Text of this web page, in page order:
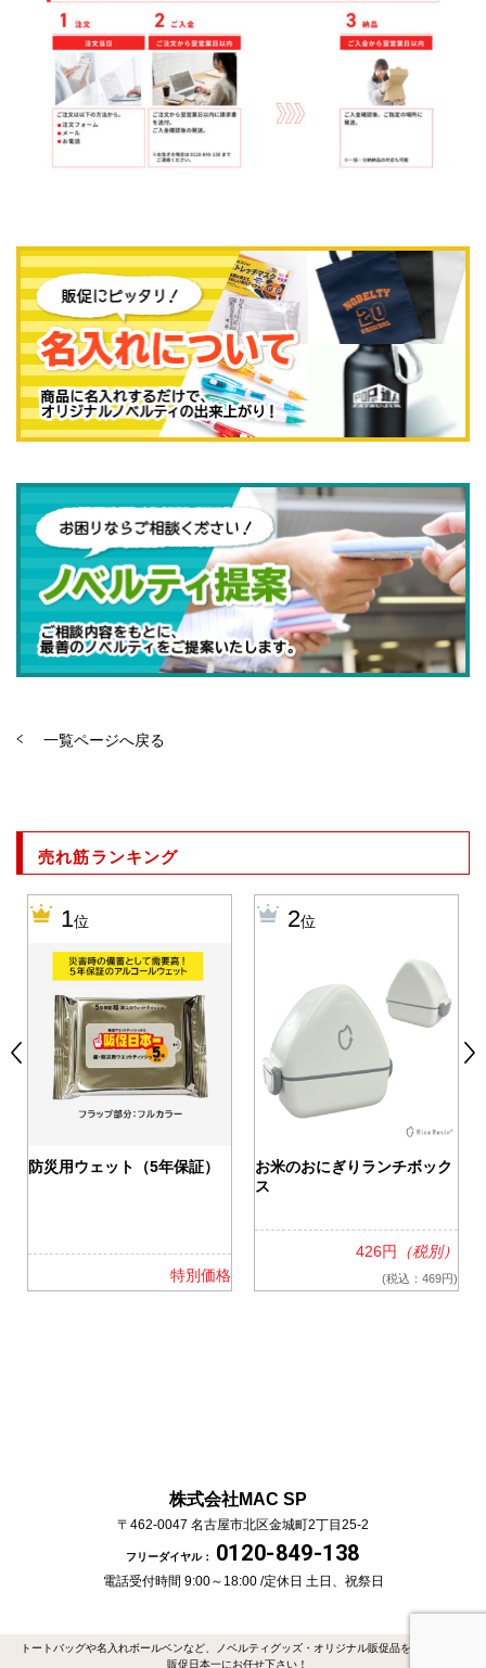
一覧ページへ戻る
売れ筋ランキング
1位
防災用ウェット（5年保証）
特別価格
2位
お米のおにぎりランチボック
ス
426円 （税別）
(税込：469円)
株式会社MAC SP
〒462-0047 名古屋市北区金城町2丁目25-2
フリーダイヤル： 0120-849-138
電話受付時間 9:00～18:00 /定休日 土日、祝祭日
トートバッグや名入れボールベンなど、ノベルティグッズ・オリジナル販促品を作るなら
販促日本一にお任せ下さい！